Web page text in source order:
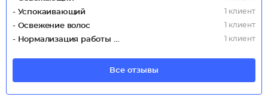
- Успокаивающий 1 клиент
- Освежение волос 1 клиент
- Нормализация работы сальных желез 1 клиент
Все отзывы